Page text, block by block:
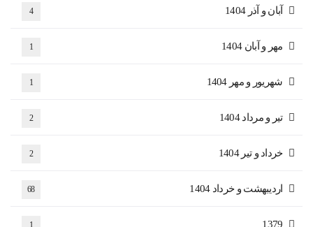
آبان و آذر 1404 4
مهر و آبان 1404 1
شهریور و مهر 1404 1
تیر و مرداد 1404 2
خرداد و تیر 1404 2
اردیبهشت و خرداد 1404 68
1379
1